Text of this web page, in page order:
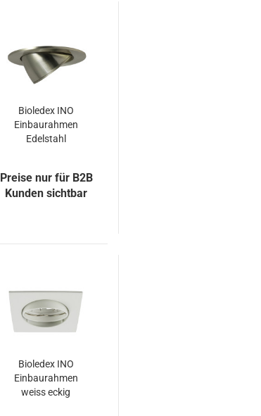
Bioledex INO
Einbaurahmen
Edelstahl
Ø100mm
Preise nur für B2B
Kunden sichtbar
Bioledex INO
Einbaurahmen
weiss eckig